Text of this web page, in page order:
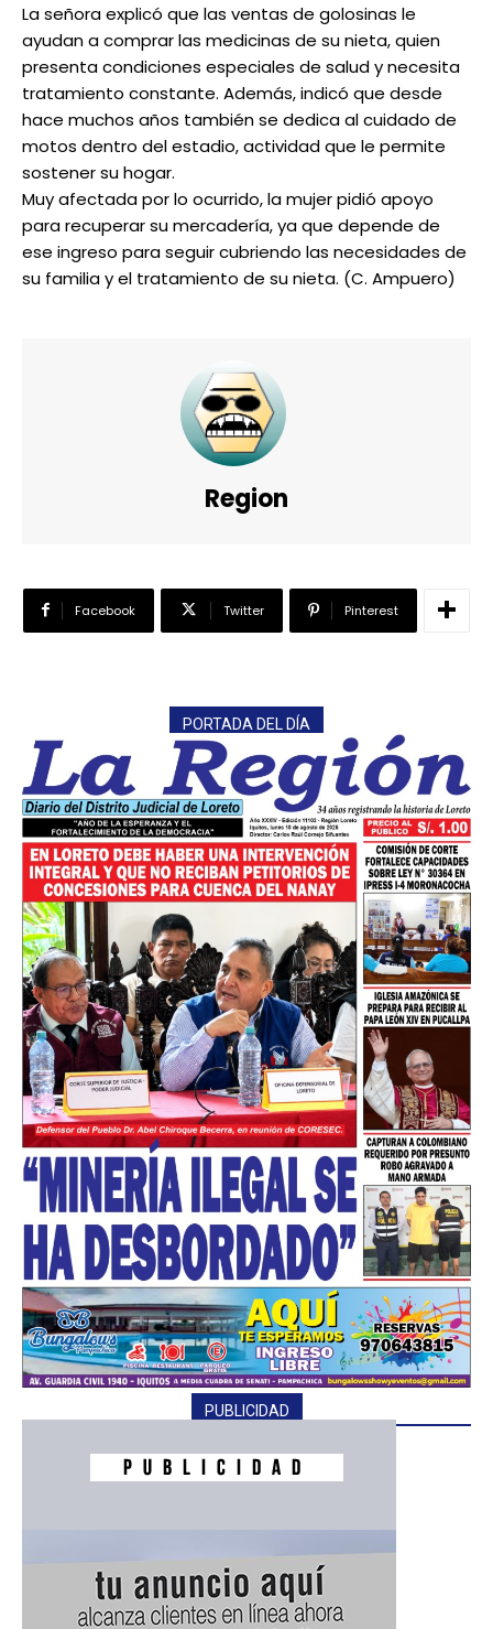
La señora explicó que las ventas de golosinas le
ayudan a comprar las medicinas de su nieta, quien
presenta condiciones especiales de salud y necesita
tratamiento constante. Además, indicó que desde
hace muchos años también se dedica al cuidado de
motos dentro del estadio, actividad que le permite
sostener su hogar.
Muy afectada por lo ocurrido, la mujer pidió apoyo
para recuperar su mercadería, ya que depende de
ese ingreso para seguir cubriendo las necesidades de
su familia y el tratamiento de su nieta. (C. Ampuero)
Region
Facebook Twitter Pinterest
PORTADA DEL DÍA
PUBLICIDAD